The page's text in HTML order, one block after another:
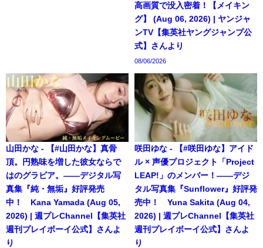
高画質で没入密着！【メイキン
グ】 (Aug 06, 2026) | ヤンジャ
ンTV【集英社ヤングジャンプ公
式】さんより
08/06/2026
山田かな - 【#山田かな】真骨
頂。円熟味を増した彼女ならで
はのグラビア。――デジタル写
真集『純・無垢』好評発売
中！ Kana Yamada (Aug 05,
2026) | 週プレChannel【集英社
週刊プレイボーイ公式】さんよ
り
咲田ゆな - 【#咲田ゆな】アイド
ル × 声優プロジェクト「Project
LEAP!」のメンバー！――デジ
タル写真集『Sunflower』好評発
売中！ Yuna Sakita (Aug 04,
2026) | 週プレChannel【集英社
週刊プレイボーイ公式】さんよ
り